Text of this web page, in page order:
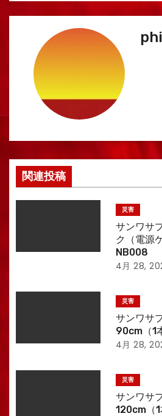
ビ
ー
シ
ン
関連投稿
災害
サンワサ
ク（電源
NB008
4月 28,
災害
サンワサ
90cm（1
4月 28,
災害
サンワサ
120cm（